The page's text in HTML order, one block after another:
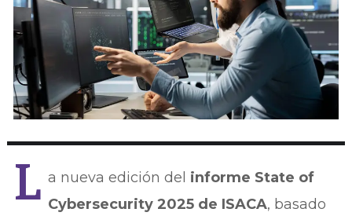
L a nueva edición del informe State of
Cybersecurity 2025 de ISACA, basado